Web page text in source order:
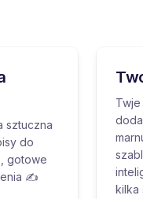
sztuczna
do
gotowe
✍️
kilka